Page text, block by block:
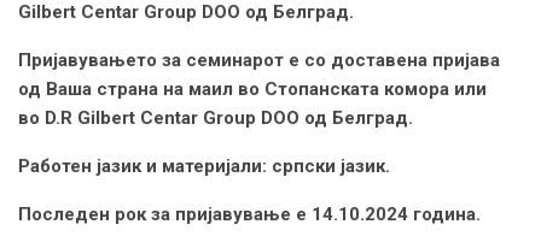
Gilbert Centar Group DOO од Белград.
Пријавувањето за семинарот е со доставена пријава
од Ваша страна на маил во Стопанската комора или
во D.R Gilbert Centar Group DOO од Белград.
Работен јазик и материјали: српски јазик.
Последен рок за пријавување е 14.10.2024 година.